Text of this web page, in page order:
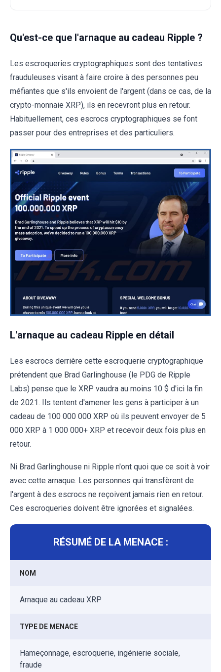
Qu'est-ce que l'arnaque au cadeau Ripple ?
Les escroqueries cryptographiques sont des tentatives
frauduleuses visant à faire croire à des personnes peu
méfiantes que s'ils envoient de l'argent (dans ce cas, de la
crypto-monnaie XRP), ils en recevront plus en retour.
Habituellement, ces escrocs cryptographiques se font
passer pour des entreprises et des particuliers.
L'arnaque au cadeau Ripple en détail
Les escrocs derrière cette escroquerie cryptographique
prétendent que Brad Garlinghouse (le PDG de Ripple
Labs) pense que le XRP vaudra au moins 10 $ d'ici la fin
de 2021. Ils tentent d'amener les gens à participer à un
cadeau de 100 000 000 XRP où ils peuvent envoyer de 5
000 XRP à 1 000 000+ XRP et recevoir deux fois plus en
retour.
Ni Brad Garlinghouse ni Ripple n'ont quoi que ce soit à voir
avec cette arnaque. Les personnes qui transfèrent de
l'argent à des escrocs ne reçoivent jamais rien en retour.
Ces escroqueries doivent être ignorées et signalées.
RÉSUMÉ DE LA MENACE :
NOM
Arnaque au cadeau XRP
TYPE DE MENACE
Hameçonnage, escroquerie, ingénierie sociale,
fraude